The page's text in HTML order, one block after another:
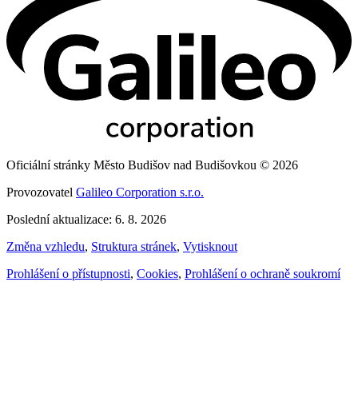
Oficiální stránky Město Budišov nad Budišovkou © 2026
Provozovatel Galileo Corporation s.r.o.
Poslední aktualizace: 6. 8. 2026
Změna vzhledu, Struktura stránek, Vytisknout
Prohlášení o přístupnosti, Cookies, Prohlášení o ochraně soukromí